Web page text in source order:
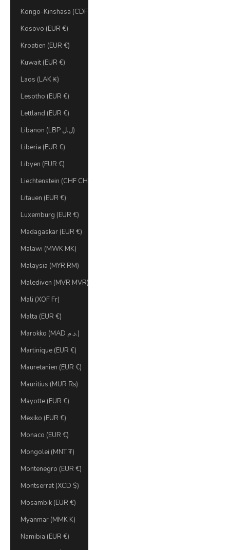
Kongo-Kinshasa (CDF Fr)
Kosovo (EUR €)
Kroatien (EUR €)
Kuwait (EUR €)
Laos (LAK ₭)
Lesotho (EUR €)
Lettland (EUR €)
Libanon (LBP ل.ل)
Liberia (EUR €)
Libyen (EUR €)
Liechtenstein (CHF CHF)
Litauen (EUR €)
Luxemburg (EUR €)
Madagaskar (EUR €)
Malawi (MWK MK)
Malaysia (MYR RM)
Malediven (MVR MVR)
Mali (XOF Fr)
Malta (EUR €)
Marokko (MAD د.م.)
Martinique (EUR €)
Mauretanien (EUR €)
Mauritius (MUR ₨)
Mayotte (EUR €)
Mexiko (EUR €)
Monaco (EUR €)
Mongolei (MNT ₮)
Montenegro (EUR €)
Montserrat (XCD $)
Mosambik (EUR €)
Myanmar (MMK K)
Namibia (EUR €)